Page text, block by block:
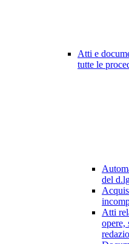
Atti e
tutte le
del
Atti
opere,